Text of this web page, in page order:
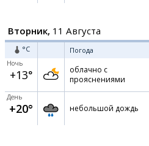
Вторник, 11 Августа
°C Погода
Ночь
+13°
облачно с
прояснениями
День
+20° небольшой дождь